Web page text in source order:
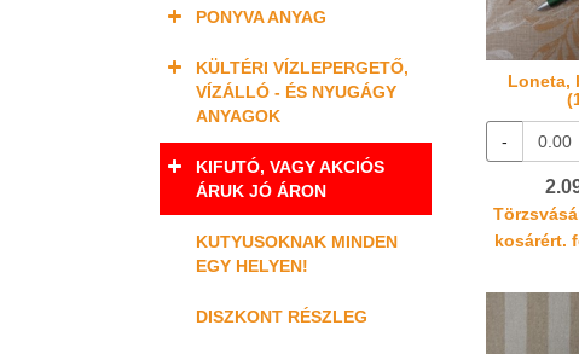
Loneta,
-
kosárért.
PONYVA ANYAG
KÜLTÉRI VÍZLEPERGETŐ,
VÍZÁLLÓ - ÉS NYUGÁGY
ANYAGOK
KIFUTÓ, VAGY AKCIÓS
ÁRUK JÓ ÁRON
KUTYUSOKNAK MINDEN
EGY HELYEN!
DISZKONT RÉSZLEG